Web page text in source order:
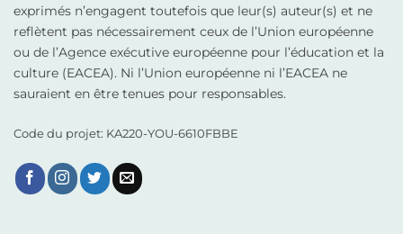
exprimés n’engagent toutefois que leur(s) auteur(s) et ne
reflètent pas nécessairement ceux de l’Union européenne
ou de l’Agence exécutive européenne pour l’éducation et la
culture (EACEA). Ni l’Union européenne ni l’EACEA ne
sauraient en être tenues pour responsables.
Code du projet: KA220-YOU-6610FBBE